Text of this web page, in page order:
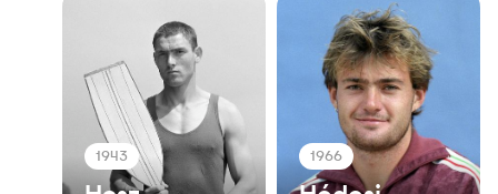
1943 1966